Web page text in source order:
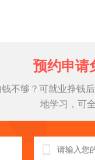
预约申请
不够？可就业挣钱
地学习，可